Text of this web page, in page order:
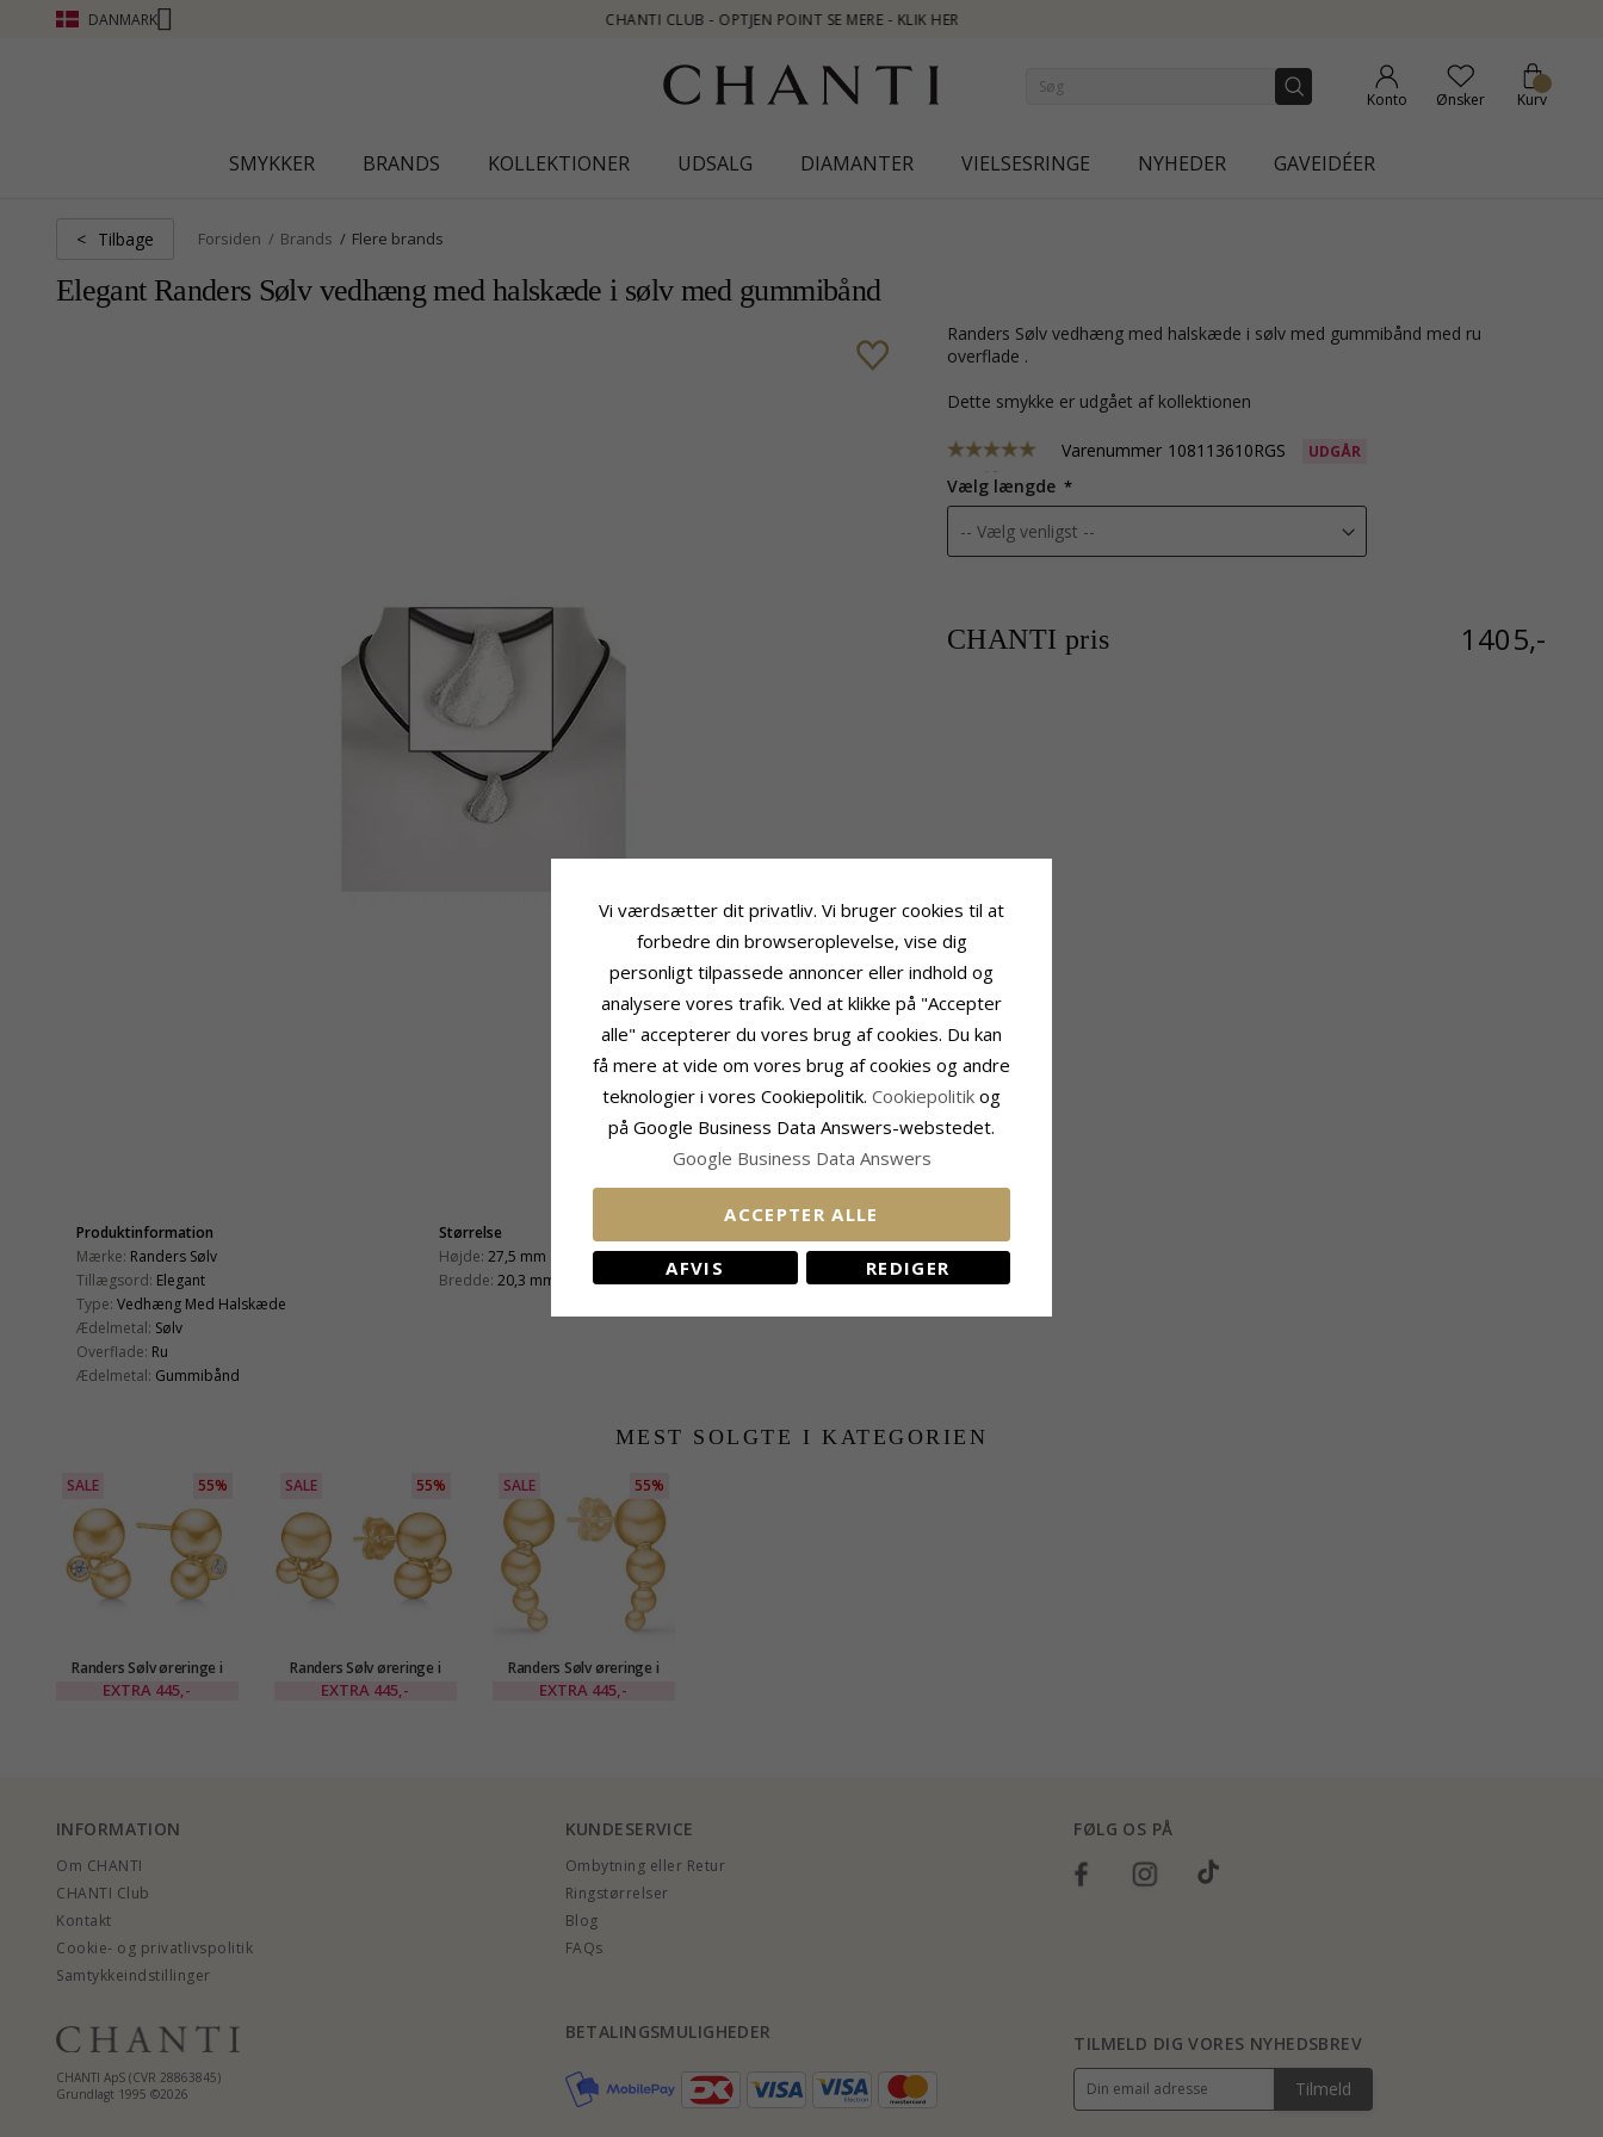
DANMARK CHANTI CLUB - OPTJEN POINT SE MERE - KLIK HER
Konto Ønsker Kurv
SMYKKER BRANDS KOLLEKTIONER UDSALG DIAMANTER VIELSESRINGE NYHEDER GAVEIDÉER
< Tilbage Forsiden Brands Flere brands
Elegant Randers Sølv vedhæng med halskæde i sølv med gummibånd
Randers Sølv vedhæng med halskæde i sølv med gummibånd med ru
overflade .
Dette smykke er udgået af kollektionen
Varenummer 108113610RGS UDGÅR
Vælg længde
CHANTI pris 1405,-
Produktinformation
Mærke: Randers Sølv
Tillægsord: Elegant
Type: Vedhæng Med Halskæde
Ædelmetal: Sølv
Overflade: Ru
Ædelmetal: Gummibånd
Størrelse
Højde: 27,5 mm
Bredde: 20,3 mm
Leveringstid:10 Hverdage
MEST SOLGTE I KATEGORIEN
SALE 55%
Randers Sølv øreringe i
forgyldt sølv
EXTRA 445,-
SALE 55%
Randers Sølv øreringe i
forgyldt sølv
EXTRA 445,-
SALE 55%
Randers Sølv øreringe i
forgyldt sølv
EXTRA 445,-
INFORMATION
Om CHANTI
CHANTI Club
Kontakt
Cookie- og privatlivspolitik
Samtykkeindstillinger
KUNDESERVICE
Ombytning eller Retur
Ringstørrelser
Blog
FAQs
FØLG OS PÅ
CHANTI ApS (CVR 28863845)
Grundlagt 1995 ©2026
BETALINGSMULIGHEDER
TILMELD DIG VORES NYHEDSBREV
Tilmeld
Vi værdsætter dit privatliv. Vi bruger cookies til at
forbedre din browseroplevelse, vise dig
personligt tilpassede annoncer eller indhold og
analysere vores trafik. Ved at klikke på "Accepter
alle" accepterer du vores brug af cookies. Du kan
få mere at vide om vores brug af cookies og andre
teknologier i vores Cookiepolitik. Cookiepolitik og
på Google Business Data Answers-webstedet.
Google Business Data Answers
ACCEPTER ALLE
AFVIS REDIGER